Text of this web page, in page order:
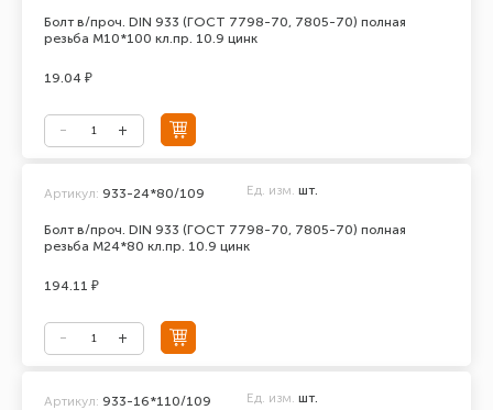
Болт в/проч. DIN 933 (ГОСТ 7798-70, 7805-70) полная
резьба М10*100 кл.пр. 10.9 цинк
19.04 ₽
Болт в/проч. DIN 933 (ГОСТ 7798-70, 7805-70) полная
резьба М24*80 кл.пр. 10.9 цинк
Артикул: 933-24*80/109 Ед. изм. шт.
194.11 ₽
Артикул: 933-16*110/109 Ед. изм. шт.